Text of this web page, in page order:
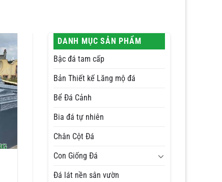
DANH MỤC SẢN PHẨM
Bậc đá tam cấp
Bản Thiết kế Lăng mộ đá
Bể Đá Cảnh
Bia đá tự nhiên
Chân Cột Đá
Con Giống Đá
Đá lát nền sân vườn